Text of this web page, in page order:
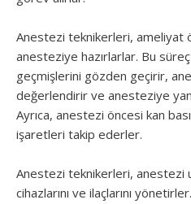
Anestezi teknikerleri, ameliyat
anesteziye hazırlarlar. Bu
geçmişlerini gözden geçirir,
değerlendirir ve anesteziye
Ayrıca, anestezi öncesi kan
işaretleri takip ederler.
Anestezi teknikerleri, anestezi
cihazlarını ve ilaçlarını